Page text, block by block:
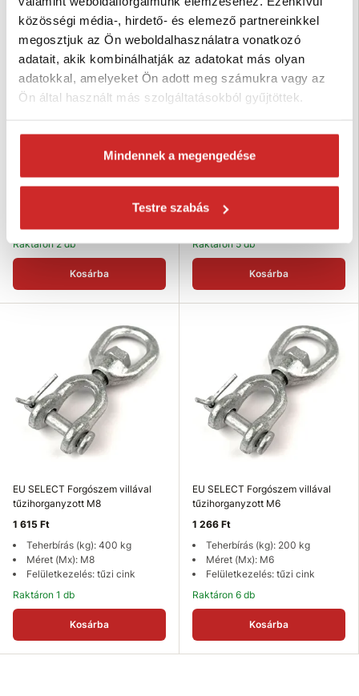
közösségi média-, hirdető- és elemező partnereinkkel
megosztjuk az Ön weboldalhasználatra vonatkozó
adatait, akik kombinálhatják az adatokat más olyan
adatokkal, amelyeket Ön adott meg számukra vagy az
Ön által használt más szolgáltatásokból gyűjtöttek.
Mindennek a megengedése
Testre szabás
EU SELECT Forgószem villával
tűzihorganyzott M20
6 454 Ft
Raktáron 2 db
Kosárba
EU SELECT Forgószem villával
tűzihorganyzott M16
Méret (Mx): M16
Raktáron 5 db
Kosárba
EU SELECT Forgószem villával
tűzihorganyzott M8
1 615 Ft
Teherbírás (kg): 400 kg
Méret (Mx): M8
Felületkezelés: tűzi cink
Raktáron 1 db
Kosárba
EU SELECT Forgószem villával
tűzihorganyzott M6
1 266 Ft
Teherbírás (kg): 200 kg
Méret (Mx): M6
Felületkezelés: tűzi cink
Raktáron 6 db
Kosárba